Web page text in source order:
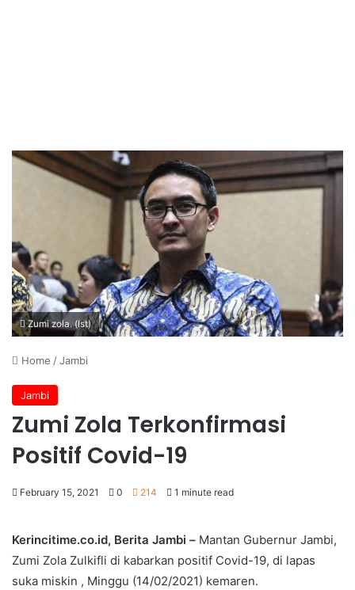
Zumi zola. (Ist)
Home /Jambi
Jambi
Zumi Zola Terkonfirmasi
Positif Covid-19
February 15, 2021 0 214 1 minute read
Kerincitime.co.id, Berita Jambi – Mantan Gubernur Jambi,
Zumi Zola Zulkifli di kabarkan positif Covid-19, di lapas
suka miskin , Minggu (14/02/2021) kemaren.